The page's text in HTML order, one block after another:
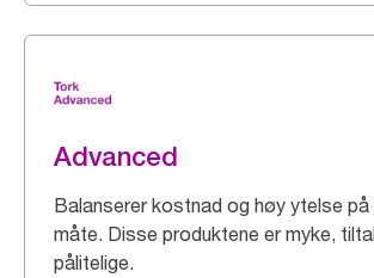
Advanced
Balanserer kostnad og høy ytelse
måte. Disse produktene er myke,
pålitelige.